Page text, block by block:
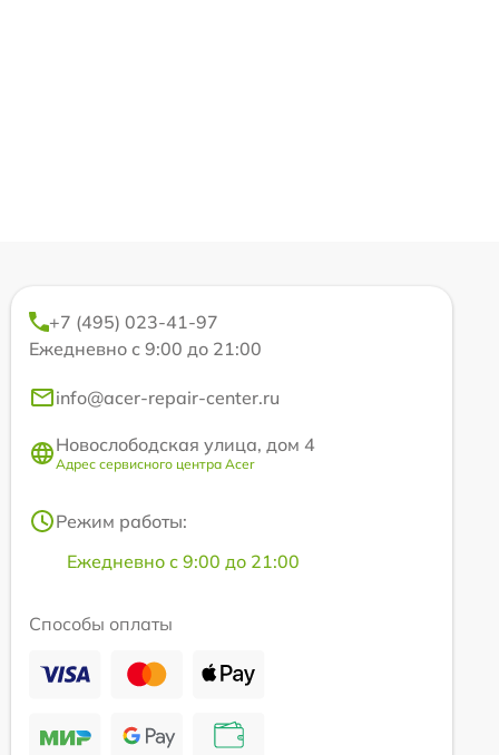
+7 (495) 023-41-97
Ежедневно с 9:00 до 21:00
info@acer-repair-center.ru
Новослободская улица, дом 4
Адрес сервисного центра Acer
Режим работы:
Ежедневно с 9:00 до 21:00
Способы оплаты